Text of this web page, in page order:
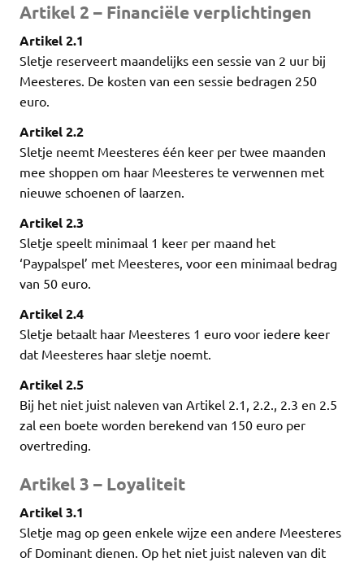
Artikel 2 – Financiële verplichtingen
Artikel 2.1
Sletje reserveert maandelijks een sessie van 2 uur bij
Meesteres. De kosten van een sessie bedragen 250
euro.
Artikel 2.2
Sletje neemt Meesteres één keer per twee maanden
mee shoppen om haar Meesteres te verwennen met
nieuwe schoenen of laarzen.
Artikel 2.3
Sletje speelt minimaal 1 keer per maand het
‘Paypalspel’ met Meesteres, voor een minimaal bedrag
van 50 euro.
Artikel 2.4
Sletje betaalt haar Meesteres 1 euro voor iedere keer
dat Meesteres haar sletje noemt.
Artikel 2.5
Bij het niet juist naleven van Artikel 2.1, 2.2., 2.3 en 2.5
zal een boete worden berekend van 150 euro per
overtreding.
Artikel 3 – Loyaliteit
Artikel 3.1
Sletje mag op geen enkele wijze een andere Meesteres
of Dominant dienen. Op het niet juist naleven van dit